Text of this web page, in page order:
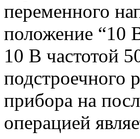
переменного
положение “10
10 В частотой
подстроечного
прибора на
операцией